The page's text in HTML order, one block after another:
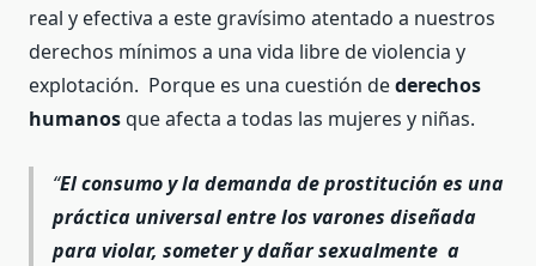
real y efectiva a este gravísimo atentado a nuestros
derechos mínimos a una vida libre de violencia y
explotación. Porque es una cuestión dederechos
humanosque afecta a todas las mujeres y niñas.
El consumo y la demanda de prostitución es una
práctica universal entre los varones diseñada
para violar, someter y dañar sexualmente a